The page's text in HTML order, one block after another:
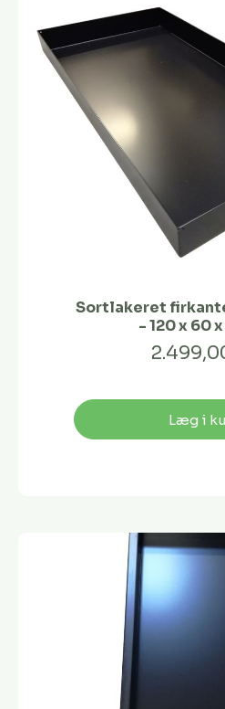
Sortlakeret
- 120 x 60
Læg i